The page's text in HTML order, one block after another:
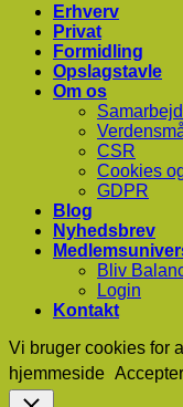
Erhverv
Privat
Formidling
Opslagstavle
Om os
CSR
Cookies
GDPR
Blog
Nyhedsbrev
Bliv
Login
Kontakt
Vi bruger cookies for
hjemmeside Accepter